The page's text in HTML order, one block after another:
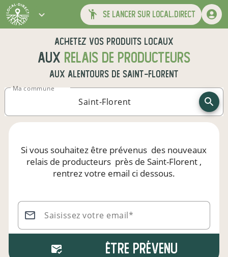
se lancer sur local.direct
Achetez vos produits locaux
aux relais de producteurs
aux alentours de Saint-Florent
Ma commune
Si vous souhaitez être prévenus des nouveaux
relais de producteurs près de Saint-Florent,
rentrez votre email ci dessous.
Saisissez votre email*
Être prévenu